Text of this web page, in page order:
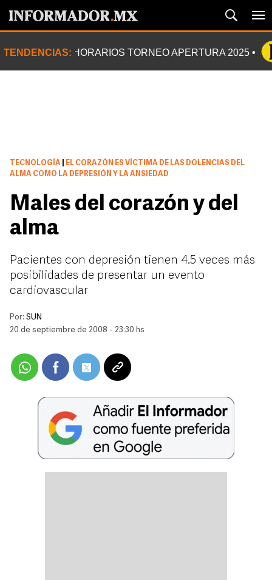
TENDENCIAS: HORARIOS TORNEO APERTURA 2025
TECNOLOGÍA
EL CORAZÓN ES VÍCTIMA DE LAS DOLENCIAS DEL
ALMA COMO LA DEPRESIÓN Y LA ANSIEDAD
Males del corazón y del
alma
Pacientes con depresión tienen 4.5 veces más
posibilidades de presentar un evento
cardiovascular
Por: SUN
20 de septiembre de 2008 - 23:30 hs